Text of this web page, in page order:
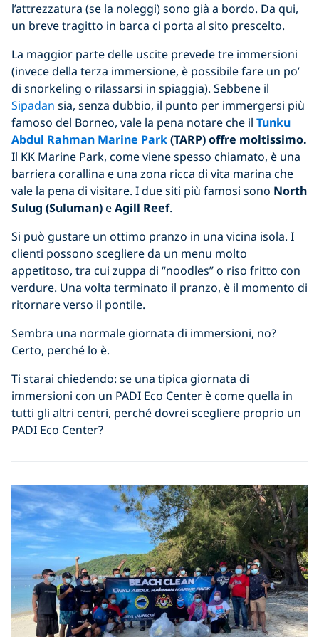
l’attrezzatura (se la noleggi) sono già a bordo. Da qui,
un breve tragitto in barca ci porta al sito prescelto.
La maggior parte delle uscite prevede tre immersioni
(invece della terza immersione, è possibile fare un po’
di snorkeling o rilassarsi in spiaggia). Sebbene il
Sipadan sia, senza dubbio, il punto per immergersi più
famoso del Borneo, vale la pena notare che il Tunku
Abdul Rahman Marine Park(TARP) offre moltissimo.
Il KK Marine Park, come viene spesso chiamato, è una
barriera corallina e una zona ricca di vita marina che
vale la pena di visitare. I due siti più famosi sono North
Sulug (Suluman)eAgill Reef.
Si può gustare un ottimo pranzo in una vicina isola. I
clienti possono scegliere da un menu molto
appetitoso, tra cui zuppa di “noodles” o riso fritto con
verdure. Una volta terminato il pranzo, è il momento di
ritornare verso il pontile.
Sembra una normale giornata di immersioni, no?
Certo, perché lo è.
Ti starai chiedendo: se una tipica giornata di
immersioni con un PADI Eco Center è come quella in
tutti gli altri centri, perché dovrei scegliere proprio un
PADI Eco Center?